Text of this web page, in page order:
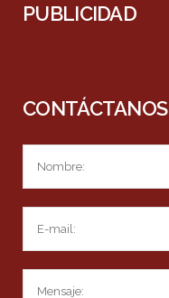
PUBLICIDAD
CONTÁCTANOS